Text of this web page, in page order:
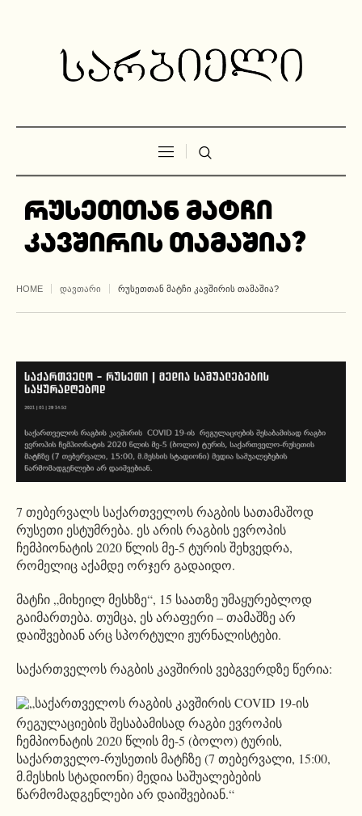
რუსეთთან მატჩი
კავშირის თამაშია?
HOME ᲓᲐᲕᲗᲐᲠᲘ ᲠᲣᲡᲔᲗᲗᲐᲜ ᲛᲐᲢᲩᲘ ᲙᲐᲕᲨᲘᲠᲘᲡ ᲗᲐᲛᲐᲨᲘᲐ?
7 თებერვალს საქართველოს რაგბის სათამაშოდ
რუსეთი ესტუმრება. ეს არის რაგბის ევროპის
ჩემპიონატის 2020 წლის მე-5 ტურის შეხვედრა,
რომელიც აქამდე ორჯერ გადაიდო.
მატჩი „მიხეილ მესხზე“, 15 საათზე უმაყურებლოდ
გაიმართება. თუმცა, ეს არაფერი – თამაშზე არ
დაიშვებიან არც სპორტული ჟურნალისტები.
საქართველოს რაგბის კავშირის ვებგვერდზე წერია:
„საქართველოს რაგბის კავშირის COVID 19-ის
რეგულაციების შესაბამისად რაგბი ევროპის
ჩემპიონატის 2020 წლის მე-5 (ბოლო) ტურის,
საქართველო-რუსეთის მატჩზე (7 თებერვალი, 15:00,
მ.მესხის სტადიონი) მედია საშუალებების
წარმომადგენლები არ დაიშვებიან.“